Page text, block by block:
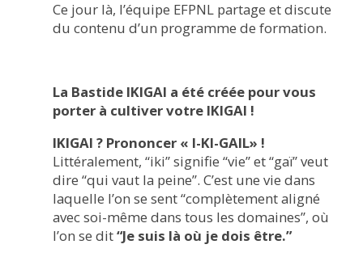
Ce jour là, l’équipe EFPNL partage et discute
du contenu d’un programme de formation.
La Bastide IKIGAI a été créée pour vous
porter à cultiver votre IKIGAI !
IKIGAI ? Prononcer « I-KI-GAIL» !
Littéralement, “iki” signifie “vie” et “gaï” veut
dire “qui vaut la peine”. C’est une vie dans
laquelle l’on se sent “complètement aligné
avec soi-même dans tous les domaines”, où
l’on se dit“Je suis là où je dois être.”